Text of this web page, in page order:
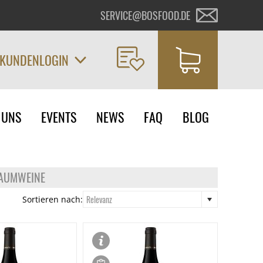
SERVICE@BOSFOOD.DE
KUNDENLOGIN
EVENTS NEWS FAQ BLOG
Sortieren nach: Relevanz